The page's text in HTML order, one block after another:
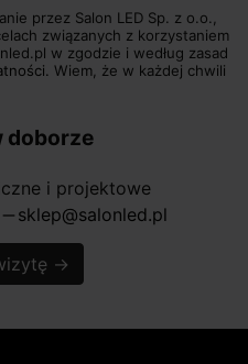
przez Salon LED Sp. z o.o.,
związanych z korzystaniem
w zgodzie i według zasad
Wiem, że w każdej chwili
doborze
i projektowe
horizontal_rule sklep@salonled.pl
→